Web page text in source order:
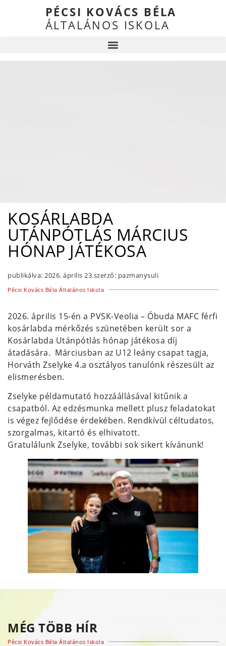
PÉCSI KOVÁCS BÉLA
ÁLTALÁNOS ISKOLA
KOSÁRLABDA
UTÁNPÓTLÁS MÁRCIUS
HÓNAP JÁTÉKOSA
publikálva: 2026. április 23.szerző: pazmanysuli
Pécsi Kovács Béla Általános Iskola
2026. április 15-én a PVSK-Veolia – Óbuda MAFC férfi
kosárlabda mérkőzés szünetében került sor a
Kosárlabda Utánpótlás hónap játékosa díj
átadására. Márciusban az U12 leány csapat tagja,
Horváth Zselyke 4.a osztályos tanulónk részesült az
elismerésben.
Zselyke példamutató hozzáállásával kitűnik a
csapatból. Az edzésmunka mellett plusz feladatokat
is végez fejlődése érdekében. Rendkívül céltudatos,
szorgalmas, kitartó és elhivatott.
Gratulálunk Zselyke, további sok sikert kívánunk!
MÉG TÖBB HÍR
Pécsi Kovács Béla Általános Iskola